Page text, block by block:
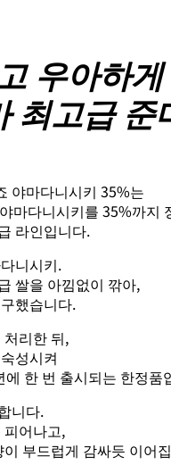
우아하
최고급 준
야마다니시키 35%는
마다니시키를 35%까지
라인입니다.
니시키.
쌀을 아낌없이 깎아,
했습니다.
리한 뒤,
성시켜
한 번 출시되는 한정품
니다.
어나고,
부드럽게 감싸듯 이어